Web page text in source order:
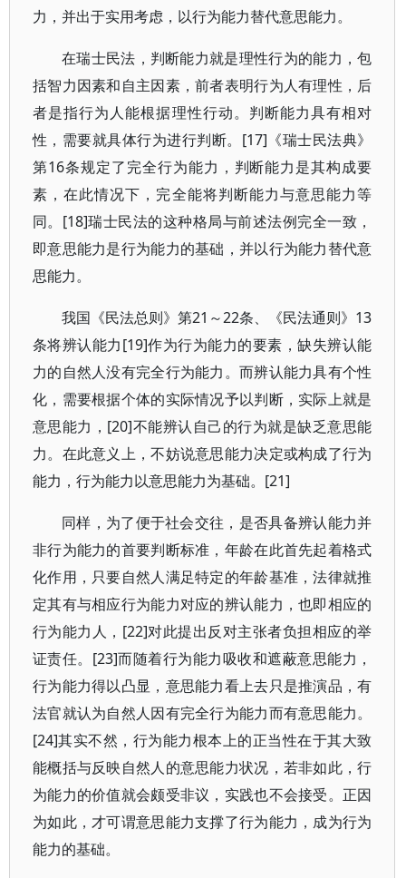
力，并出于实用考虑，以行为能力替代意思能力。
在瑞士民法，判断能力就是理性行为的能力，包
括智力因素和自主因素，前者表明行为人有理性，后
者是指行为人能根据理性行动。判断能力具有相对
性，需要就具体行为进行判断。[17]《瑞士民法典》
第16条规定了完全行为能力，判断能力是其构成要
素，在此情况下，完全能将判断能力与意思能力等
同。[18]瑞士民法的这种格局与前述法例完全一致，
即意思能力是行为能力的基础，并以行为能力替代意
思能力。
我国《民法总则》第21～22条、《民法通则》13
条将辨认能力[19]作为行为能力的要素，缺失辨认能
力的自然人没有完全行为能力。而辨认能力具有个性
化，需要根据个体的实际情况予以判断，实际上就是
意思能力，[20]不能辨认自己的行为就是缺乏意思能
力。在此意义上，不妨说意思能力决定或构成了行为
能力，行为能力以意思能力为基础。[21]
同样，为了便于社会交往，是否具备辨认能力并
非行为能力的首要判断标准，年龄在此首先起着格式
化作用，只要自然人满足特定的年龄基准，法律就推
定其有与相应行为能力对应的辨认能力，也即相应的
行为能力人，[22]对此提出反对主张者负担相应的举
证责任。[23]而随着行为能力吸收和遮蔽意思能力，
行为能力得以凸显，意思能力看上去只是推演品，有
法官就认为自然人因有完全行为能力而有意思能力。
[24]其实不然，行为能力根本上的正当性在于其大致
能概括与反映自然人的意思能力状况，若非如此，行
为能力的价值就会颇受非议，实践也不会接受。正因
为如此，才可谓意思能力支撑了行为能力，成为行为
能力的基础。